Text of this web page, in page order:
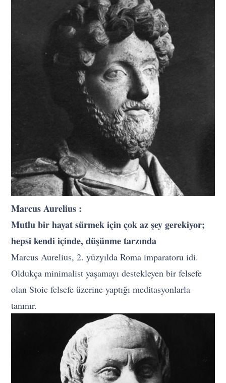
Marcus Aurelius :
Mutlu bir hayat sürmek için çok az şey gerekiyor;
hepsi kendi içinde, düşünme tarzında
Marcus Aurelius, 2. yüzyılda Roma imparatoru idi.
Oldukça minimalist yaşamayı destekleyen bir felsefe
olan Stoic felsefe üzerine yaptığı meditasyonlarla
tanınır.